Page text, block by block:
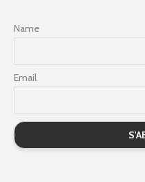
Name
Email